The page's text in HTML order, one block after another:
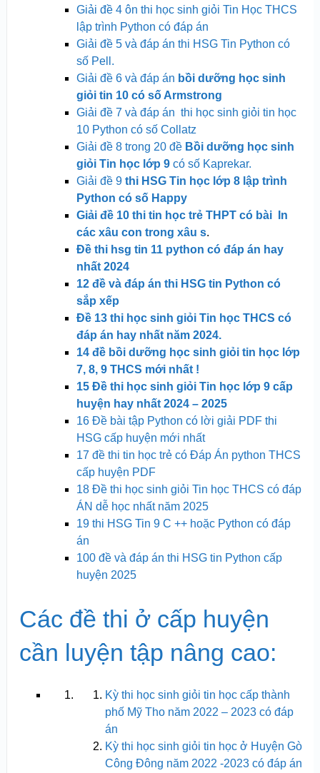
Giải đề 4 ôn thi học sinh giỏi Tin Học THCS
lập trình Python có đáp án
Giải đề 5 và đáp án thi HSG Tin Python có
số Pell.
Giải đề 6 và đáp án bồi dưỡng học sinh
giỏi tin 10 có số Armstrong
Giải đề 7 và đáp án thi học sinh giỏi tin học
10 Python có số Collatz
Giải đề 8 trong 20 đề Bồi dưỡng học sinh
giỏi Tin học lớp 9có số Kaprekar.
Giải đề 9 thi HSG Tin học lớp 8 lập trình
Python có số Happy
Giải đề 10 thi tin học trẻ THPT có bài In
các xâu con trong xâu s.
Đề thi hsg tin 11 python có đáp án hay
nhất 2024
12 đề và đáp án thi HSG tin Python có
sắp xếp
Đề 13 thi học sinh giỏi Tin học THCS có
đáp án hay nhất năm 2024.
14 đề bồi dưỡng học sinh giỏi tin học lớp
7, 8, 9 THCS mới nhất !
15 Đề thi học sinh giỏi Tin học lớp 9 cấp
huyện hay nhất 2024 – 2025
16 Đề bài tập Python có lời giải PDF thi
HSG cấp huyện mới nhất
17 đề thi tin học trẻ có Đáp Án python THCS
cấp huyện PDF
18 Đề thi học sinh giỏi Tin học THCS có đáp
ÁN dễ học nhất năm 2025
19 thi HSG Tin 9 C ++ hoặc Python có đáp
án
100 đề và đáp án thi HSG tin Python cấp
huyện 2025
Các đề thi ở cấp huyện
cần luyện tập nâng cao:
Kỳ thi học sinh giỏi tin học cấp thành
phố Mỹ Tho năm 2022 – 2023 có đáp
án
Kỳ thi học sinh giỏi tin học ở Huyện Gò
Công Đông năm 2022 -2023 có đáp án